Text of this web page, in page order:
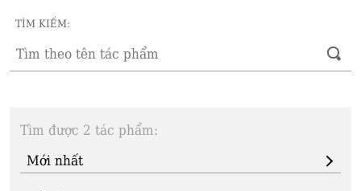
TÌM KIẾM:
Tìm được 2 tác phẩm: